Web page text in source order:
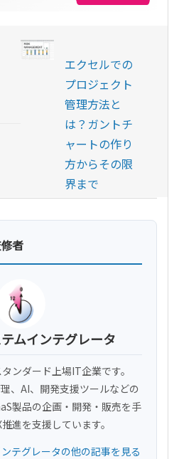
エクセルでの
プロジェクト
管理方法と
は？ガントチ
ャートの作り
方からその限
界まで
者
ムインテグレータ
ンダード上場IT企業です。
、AI、開発支援ツールなどの
製品の企画・開発・販売を手
進を支援しています。
テグレータの他の記事を見る